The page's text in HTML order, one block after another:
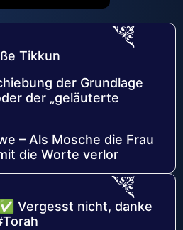
Tikkun
der Grundlage
der „geläuterte
– Als Mosche die Frau
die Worte verlor
Vergesst nicht, danke